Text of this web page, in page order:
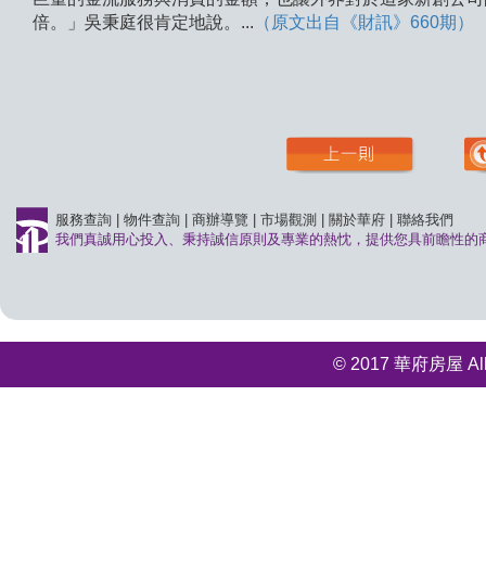
倍。」吳秉庭很肯定地說。... （原文出自《財訊》660期）
服務查詢 物件查詢 商辦導覽 市場觀測 關於華府
聯絡我們
我們真誠用心投入、秉持誠信原則及專業的熱忱，提供您具前瞻性的
© 2017 華府房屋